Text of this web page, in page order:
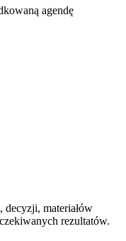
agendę
decyzji, materiałów
rezultatów.